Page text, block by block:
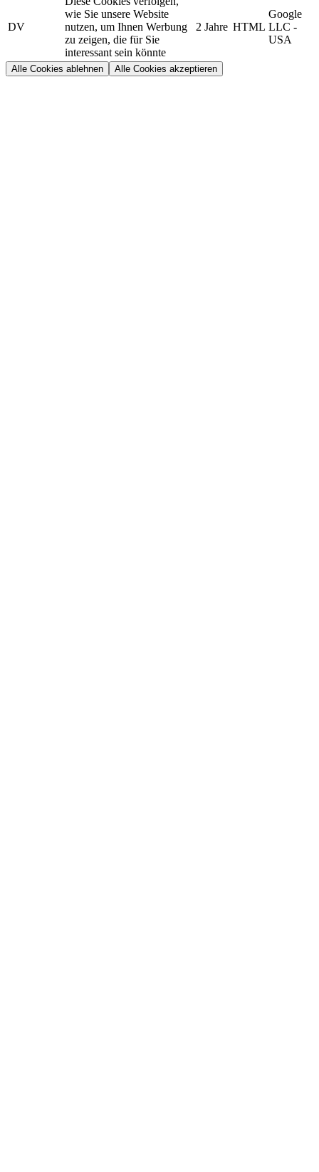
DV
wie Sie unsere Website
nutzen, um Ihnen Werbung
zu zeigen, die für Sie
interessant sein könnte
2 Jahre HTML
Google
LLC -
USA
Alle Cookies ablehnen Alle Cookies akzeptieren